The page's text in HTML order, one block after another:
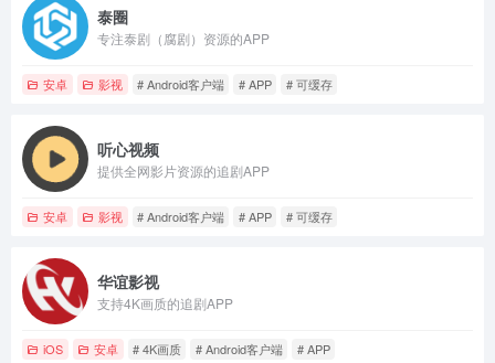
泰圈
专注泰剧（腐剧）资源的APP
安卓 影视 # Android客户端 # APP # 可缓存
听心视频
提供全网影片资源的追剧APP
安卓 影视 # Android客户端 # APP # 可缓存
华谊影视
支持4K画质的追剧APP
iOS 安卓 # 4K画质 # Android客户端 # APP